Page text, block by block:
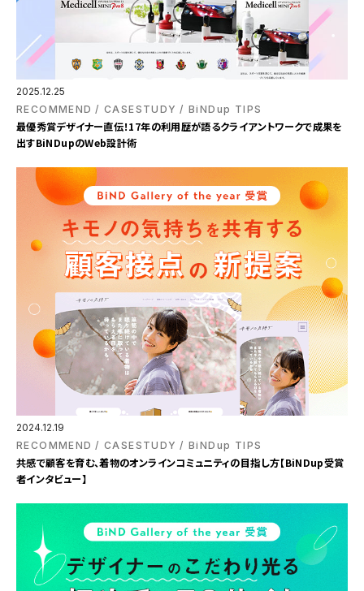
2025.12.25
RECOMMEND
CASESTUDY BiNDup TIPS
最優秀賞デザイナー直伝！17年の利用歴が語るクライアントワークで成果を
出すBiNDupのWeb設計術
2024.12.19
RECOMMEND
CASESTUDY BiNDup TIPS
共感で顧客を育む、着物のオンラインコミュニティの目指し方【BiNDup受賞
者インタビュー】